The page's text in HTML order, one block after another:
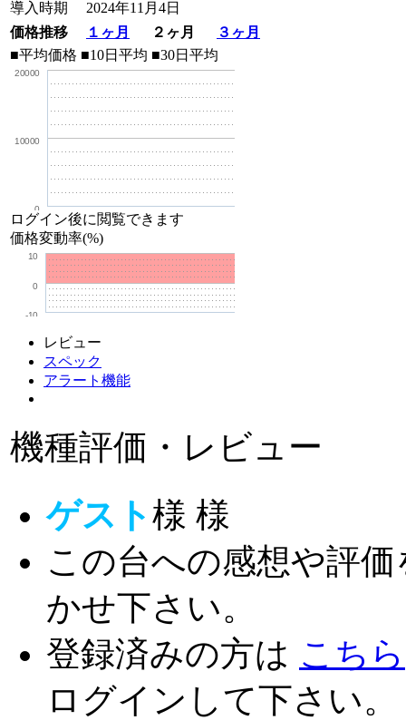
導入時期
2024年11月4日
価格推移
１ヶ月 ２ヶ月
３ヶ月
■平均価格 ■10日平均 ■30日平均
0
10000
20000
ログイン後に閲覧できます
価格変動率(%)
-10
0
10
レビュー
スペック
アラート機能
機種評価・レビュー
ゲスト様 様
この台への感想や評価
かせ下さい。
登録済みの方は こちら
ログインして下さい。